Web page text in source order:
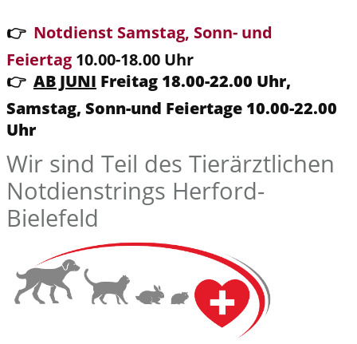
👉 Notdienst Samstag, Sonn- und
Feiertag 10.00-18.00 Uhr
👉 AB JUNI Freitag 18.00-22.00 Uhr,
Samstag, Sonn-und Feiertage 10.00-22.00
Uhr
Wir sind Teil des Tierärztlichen
Notdienstrings Herford-
Bielefeld